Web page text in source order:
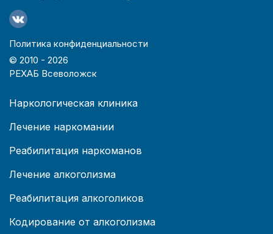
Политика конфиденциальности
© 2010 - 2026
РЕХАБ Всеволожск
Наркологическая клиника
Лечение наркомании
Реабилитация наркоманов
Лечение алкоголизма
Реабилитация алкоголиков
Кодирование от алкоголизма